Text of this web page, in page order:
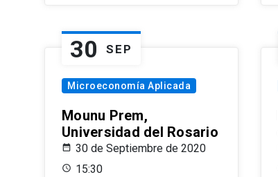
30 SEP
Microeconomía Aplicada
Mounu Prem,
Universidad del Rosario
30 de Septiembre de 2020
15:30